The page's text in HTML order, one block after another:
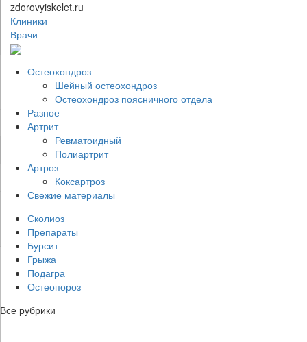
zdorovyiskelet.ru
Клиники
Врачи
Остеохондроз
Шейный остеохондроз
Остеохондроз поясничного отдела
Разное
Артрит
Ревматоидный
Полиартрит
Артроз
Коксартроз
Свежие материалы
Сколиоз
Препараты
Бурсит
Грыжа
Подагра
Остеопороз
Все рубрики